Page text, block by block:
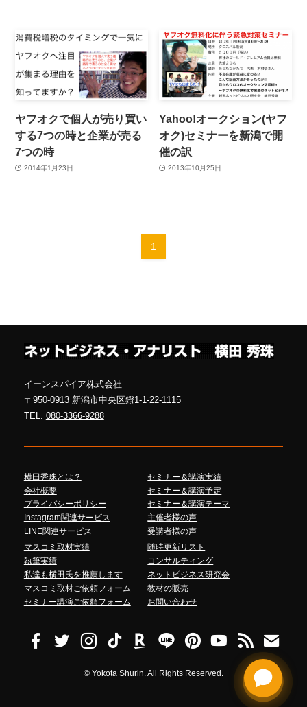
ヤフオクで個人が売り買い
する7つの時と企業が売る
7つの時
2014年1月23日
Yahoo!オークション(ヤフ
オク)セミナーを新潟で開
催の訳
2013年10月25日
1
イーンスパイア株式会社
〒950-0913 新潟市中央区鐙1-1-22-1115
TEL. 080-3366-9288
横田秀珠とは？
会社概要
プライバシーポリシー
Instagram関連サービス
LINE関連サービス
セミナー＆講演実績
セミナー＆講演予定
セミナー＆講演テーマ
主催者様の声
受講者様の声
マスコミ取材実績
執筆実績
私達も横田氏を推薦します
マスコミ取材ご依頼フォーム
セミナー講演ご依頼フォーム
随時更新リスト
コンサルティング
ネットビジネス研究会
教材の販売
お問い合わせ
© Yokota Shurin. All Rights Reserved.
Talk to me!